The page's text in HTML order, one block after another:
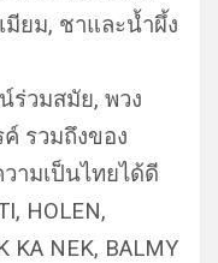
ยม, ชาและน้ำผึ้ง
ร่วมสมัย, พวง
รวมถึงของ
ามเป็นไทยได้ดี
HOLEN,
KA NEK, BALMY